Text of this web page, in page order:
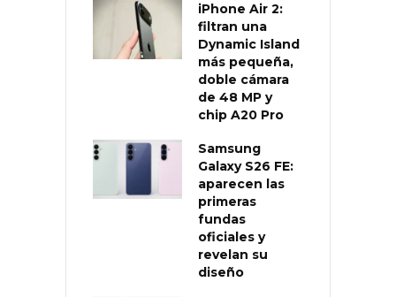
iPhone Air 2:
filtran una
Dynamic Island
más pequeña,
doble cámara
de 48 MP y
chip A20 Pro
Samsung
Galaxy S26 FE:
aparecen las
primeras
fundas
oficiales y
revelan su
diseño